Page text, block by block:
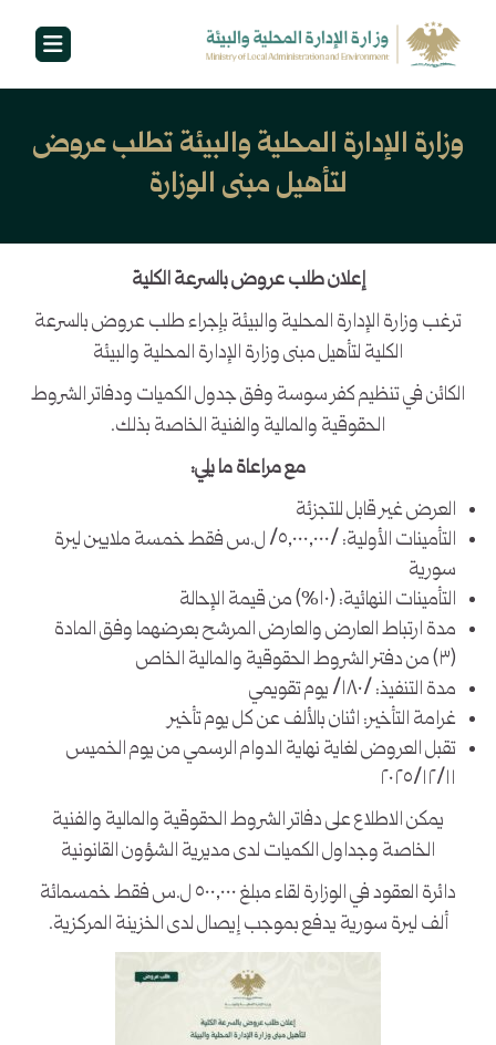
وزارة الإدارة المحلية والبيئة تطلب عروض
لتأهيل مبنى الوزارة
إعلان طلب عروض بالسرعة الكلية
ترغب وزارة الإدارة المحلية والبيئة بإجراء طلب عروض بالسرعة
الكلية لتأهيل مبنى وزارة الإدارة المحلية والبيئة
الكائن في تنظيم كفر سوسة وفق جدول الكميات ودفاتر الشروط
الحقوقية والمالية والفنية الخاصة بذلك.
مع مراعاة ما يلي:
العرض غير قابل للتجزئة
التأمينات الأولية: /٥,٠٠٠,٠٠٠/ ل.س فقط خمسة ملايين ليرة
سورية
التأمينات النهائية: (١٠%) من قيمة الإحالة
مدة ارتباط العارض والعارض المرشح بعرضهما وفق المادة
(٣) من دفتر الشروط الحقوقية والمالية الخاص
مدة التنفيذ: /١٨٠/ يوم تقويمي
غرامة التأخير: اثنان بالألف عن كل يوم تأخير
تقبل العروض لغاية نهاية الدوام الرسمي من يوم الخميس
٢٠٢٥/١٢/١١
يمكن الاطلاع على دفاتر الشروط الحقوقية والمالية والفنية
الخاصة وجداول الكميات لدى مديرية الشؤون القانونية
دائرة العقود في الوزارة لقاء مبلغ ٥٠٠,٠٠٠ ل.س فقط خمسمائة
ألف ليرة سورية يدفع بموجب إيصال لدى الخزينة المركزية.